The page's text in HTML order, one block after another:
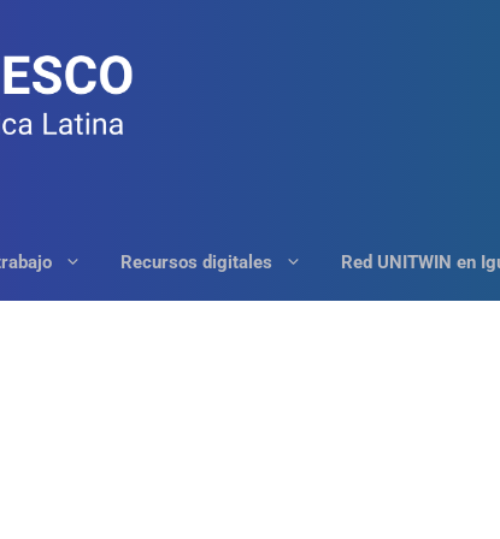
Recursos digitales Red UNITWIN en